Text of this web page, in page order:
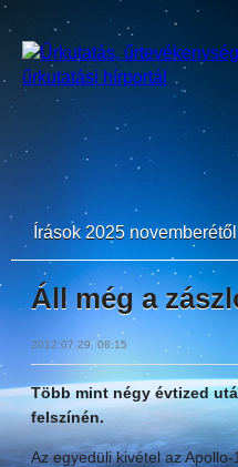
Írások 2025 novemberétől
Áll még a
2012.07.29. 08:15
Több mint négy évtized
felszínén.
Az egyedüli kivétel az